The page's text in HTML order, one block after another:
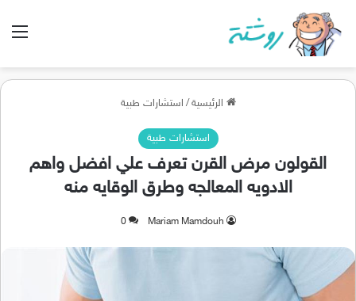
الرئيسية / استشارات طبية
استشارات طبية
القولون مرض القرن تعرف علي افضل واهم
الادويه المعالجه وطرق الوقايه منه
Mariam Mamdouh
0